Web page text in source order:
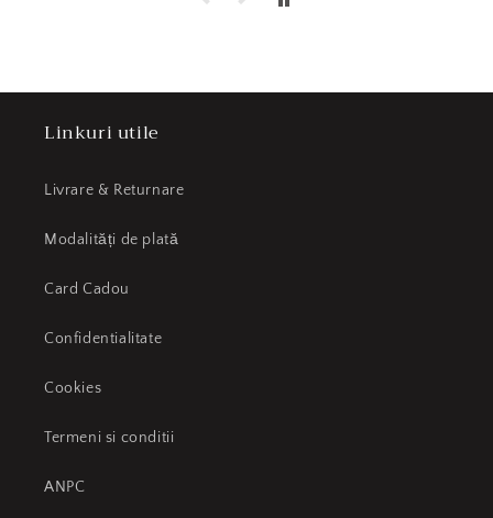
Linkuri utile
Livrare & Returnare
Modalități de plată
Card Cadou
Confidentialitate
Cookies
Termeni si conditii
ANPC